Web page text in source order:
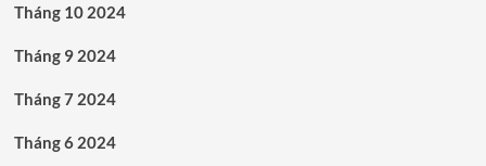
Tháng 10 2024
Tháng 9 2024
Tháng 7 2024
Tháng 6 2024